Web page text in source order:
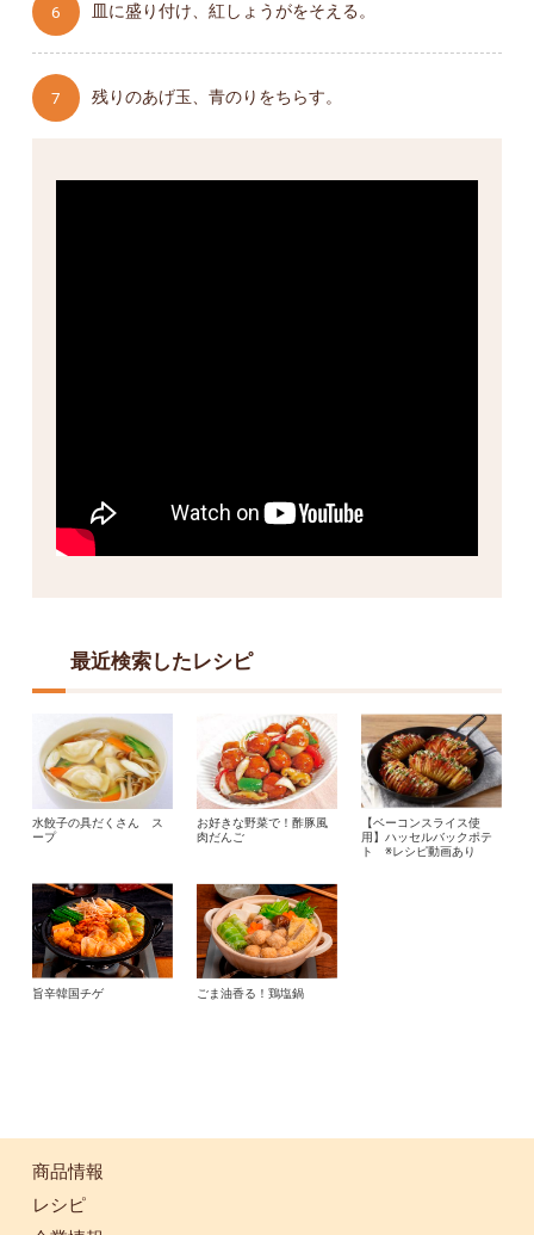
皿に盛り付け、紅しょうがをそえる。
残りのあげ玉、青のりをちらす。
最近検索したレシピ
水餃子の具だくさん ス
ープ
お好きな野菜で！酢豚風
肉だんご
【ベーコンスライス使
用】ハッセルバックポテ
ト ※レシピ動画あり
旨辛韓国チゲ ごま油香る！鶏塩鍋
商品情報
レシピ